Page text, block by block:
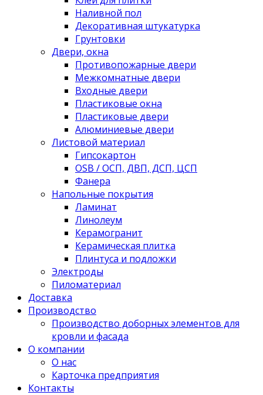
Наливной пол
Декоративная штукатурка
Грунтовки
Двери, окна
Противопожарные двери
Межкомнатные двери
Входные двери
Пластиковые окна
Пластиковые двери
Алюминиевые двери
Листовой материал
Гипсокартон
OSB / ОСП, ДВП, ДСП, ЦСП
Фанера
Напольные покрытия
Ламинат
Линолеум
Керамогранит
Керамическая плитка
Плинтуса и подложки
Электроды
Пиломатериал
Доставка
Производство
Производство доборных элементов для
кровли и фасада
О компании
О нас
Карточка предприятия
Контакты